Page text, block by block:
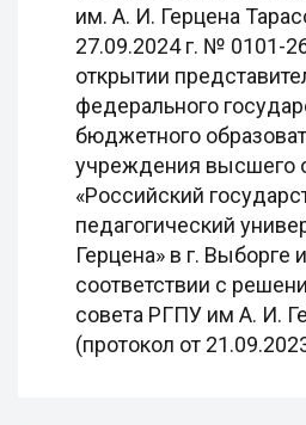
им. А. И. Герцена
27.09.2024 г. № 0101-
открытии
федерального
бюджетного
учреждения высшего
«Российский
педагогический
Герцена» в г. Выборге
соответствии с
совета РГПУ им А. И.
(протокол от